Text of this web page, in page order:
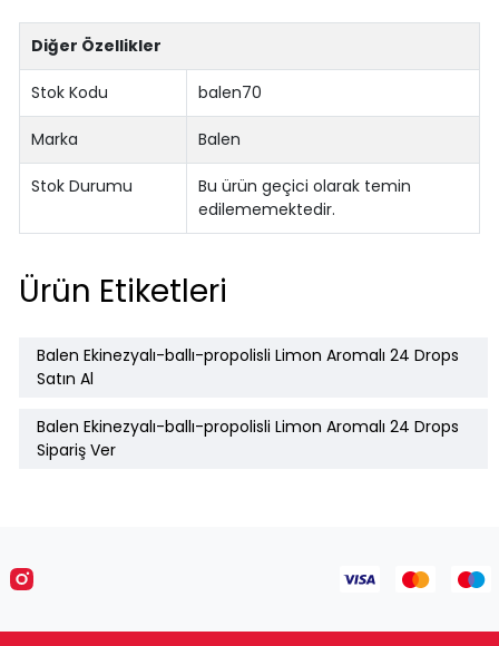
Diğer Özellikler
Stok Kodu balen70
Marka Balen
Stok Durumu
Bu ürün geçici olarak temin
edilememektedir.
Ürün Etiketleri
Balen Ekinezyalı-ballı-propolisli Limon Aromalı 24 Drops
Satın Al
Balen Ekinezyalı-ballı-propolisli Limon Aromalı 24 Drops
Sipariş Ver